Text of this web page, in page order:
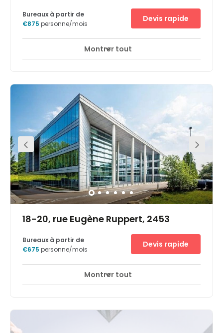
Accès 24 heures sur 24 Ascenseurs
Verwaltungen und namhaften Unternehmen aus dem
Finanzsektor wie PWC, BNP Paribas, Bank Degroof, ING, etc.
Der Standort an der Schnittstelle von
Autobahnverbindungen nach Frankreich, Belgien und
Deutschland liegt nur 15-20 Autominuten vom Flughafen
und 5 Minuten vom Hauptbahnhof entfernt.
Bureaux à partir de
€875 personne/mois
Devis rapide
Montrer tout
18-20, rue Eugène Ruppert, 2453
Accès 24 heures sur 24 Ascenseurs
internationaler Finanzplatz von großer Tragweite wo
Unternehmen steuergünstig bevorzugte
Bureaux à partir de
€675 personne/mois
Devis rapide
Montrer tout